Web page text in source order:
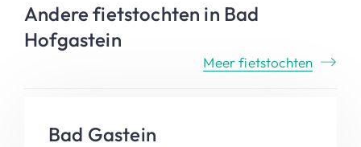
Andere fietstochten in Bad
Hofgastein
Meer fietstochten
Bad Gastein